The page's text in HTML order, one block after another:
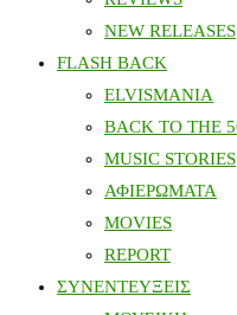
NEW RELEASES
FLASH BACK
ELVISMANIA
BACK TO THE
MUSIC STORIES
ΑΦΙΕΡΩΜΑΤΑ
MOVIES
REPORT
ΣΥΝΕΝΤΕΥΞΕΙΣ